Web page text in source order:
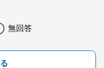
無回答